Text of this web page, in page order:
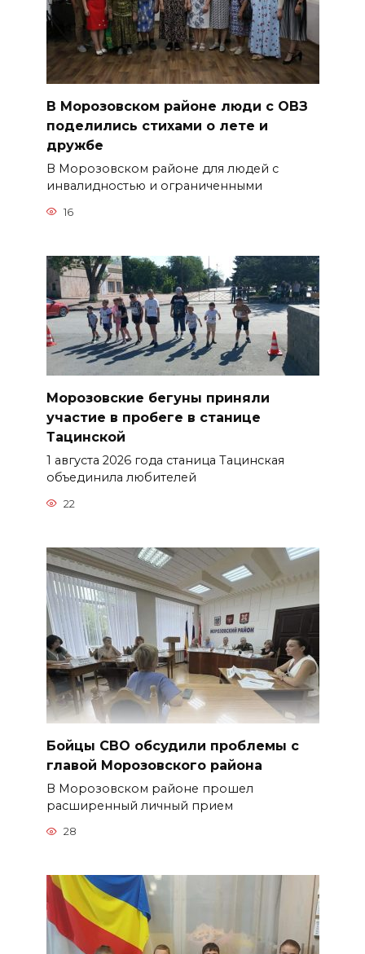
В Морозовском районе люди с ОВЗ
поделились стихами о лете и
дружбе
В Морозовском районе для людей с
инвалидностью и ограниченными
16
Морозовские бегуны приняли
участие в пробеге в станице
Тацинской
1 августа 2026 года станица Тацинская
объединила любителей
22
Бойцы СВО обсудили проблемы с
главой Морозовского района
В Морозовском районе прошел
расширенный личный прием
28